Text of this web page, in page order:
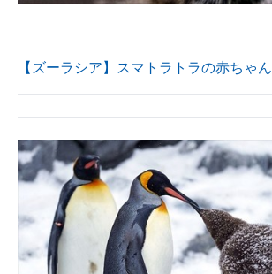
【ズーラシア】スマトラトラの赤ちゃん